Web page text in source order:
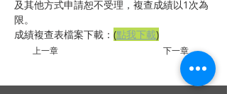
及其他方式申請恕不受理，複查成績以1次為
限。
成績複查表檔案下載： (點我下載)
上一章 下一章